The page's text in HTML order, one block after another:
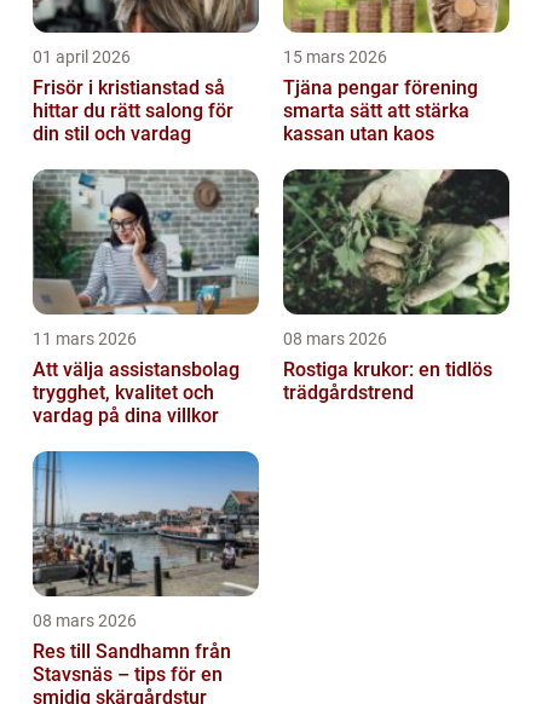
01 april 2026
Frisör i kristianstad så
hittar du rätt salong för
din stil och vardag
15 mars 2026
Tjäna pengar förening
smarta sätt att stärka
kassan utan kaos
11 mars 2026
Att välja assistansbolag
trygghet, kvalitet och
vardag på dina villkor
08 mars 2026
Rostiga krukor: en tidlös
trädgårdstrend
08 mars 2026
Res till Sandhamn från
Stavsnäs – tips för en
smidig skärgårdstur